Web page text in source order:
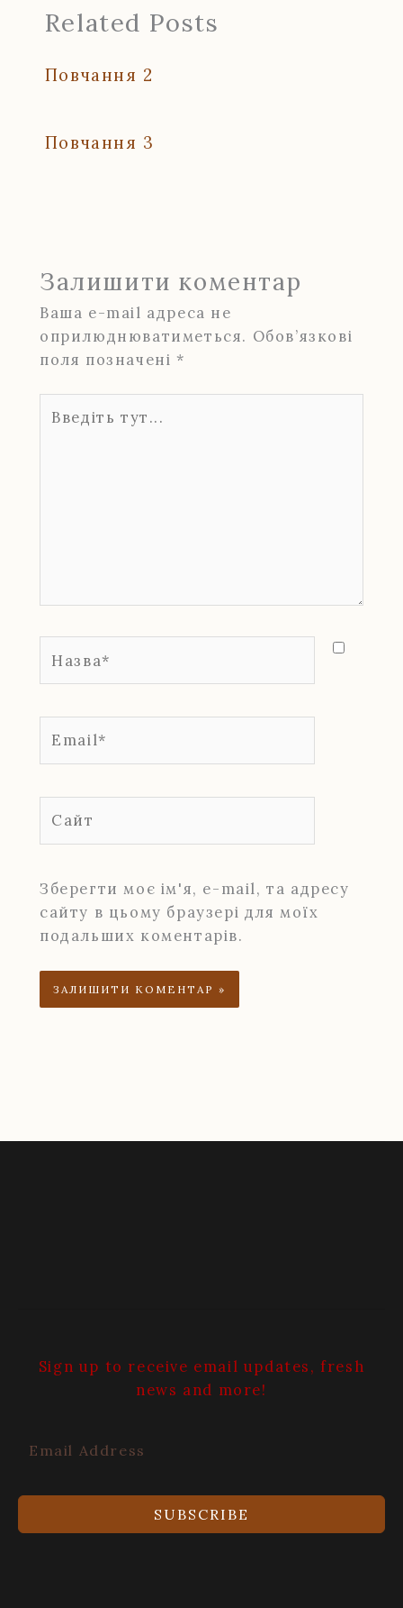
Related Posts
Повчання 2
Повчання 3
Залишити коментар
Ваша e-mail адреса не
оприлюднюватиметься. Обов’язкові
поля позначені *
тут...
Зберегти моє ім'я, e-mail, та адресу
сайту в цьому браузері для моїх
подальших коментарів.
Sign up to receive email updates, fresh
news and more!
SUBSCRIBE